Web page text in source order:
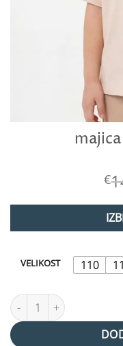
€
VELIKOST 110
majica "summer love"